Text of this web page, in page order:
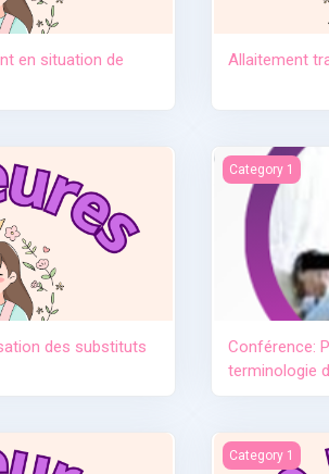
en situation de
Allaitement
des substituts de lait maternel OMS
des substituts
Conférence:
Category 1
Conférence:
terminologie
L'importance
Category 1